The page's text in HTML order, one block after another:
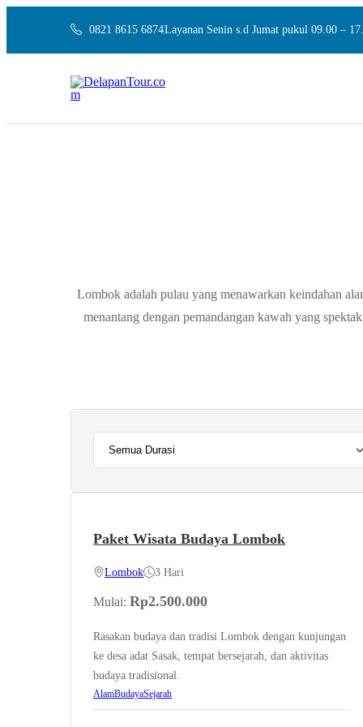
0821 8615 6874Layanan Senin s.d Jumat pukul 09.00 –
Lombok adalah pulau yang menawarkan keindahan
menantang dengan pemandangan kawah yang
Paket Wisata Budaya Lombok
Lombok 3 Hari
Mulai: Rp2.500.000
Rasakan budaya dan tradisi Lombok dengan kunjungan
ke desa adat Sasak, tempat bersejarah, dan aktivitas
budaya tradisional.
AlamBudayaSejarah